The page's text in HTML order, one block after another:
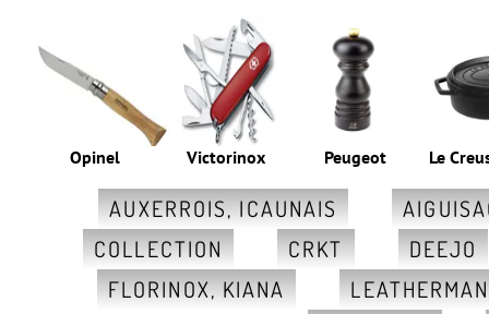
AUXERROIS, ICAUNAIS
COLLECTION
CRKT
DEEJO
FLORINOX, KIANA
LEATHERMAN
Peugeot Le
Victorinox
Opinel